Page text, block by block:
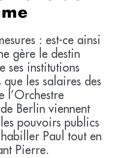
: est-ce ainsi
gère le destin
ses institutions
les salaires des
l’Orchestre
Berlin viennent
pouvoirs publics
Paul tout en
Pierre.